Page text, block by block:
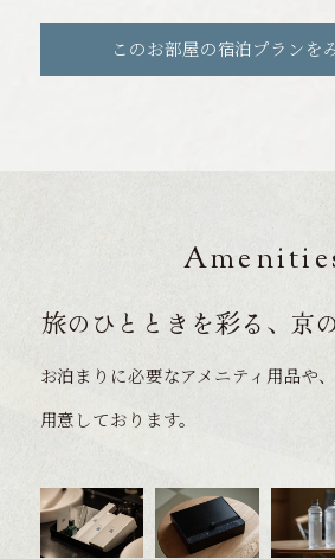
このお部屋の宿泊プランを
旅のひとときを彩る、京
お泊まりに必要なアメニティ用品や
用意しております。